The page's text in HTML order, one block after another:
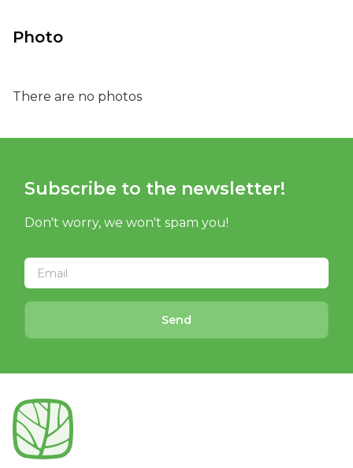
Photo
There are no photos
Subscribe to the newsletter!
Don't worry, we won't spam you!
Send